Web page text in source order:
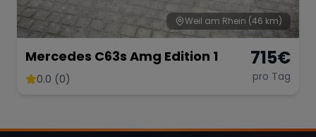
Weil am Rhein (46 km)
Mercedes C63s Amg Edition 1
0.0 (0)
715€
pro Tag